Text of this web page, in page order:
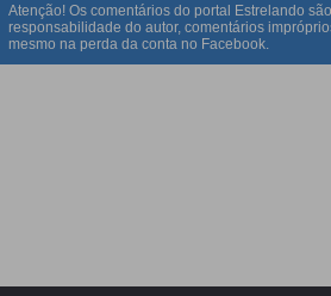
Atenção! Os comentários do portal Estrelando
responsabilidade do autor, comentários
mesmo na perda da conta no Facebook.